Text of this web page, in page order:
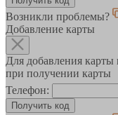
Возникли проблемы?
Добавление карты
Для добавления
при получении карты
Телефон: